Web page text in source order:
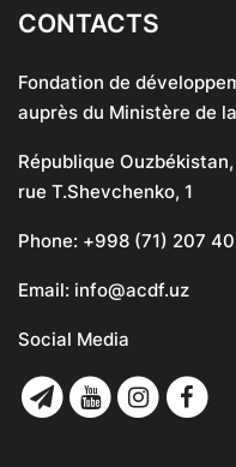
CONTACTS
Fondation de
auprès du Ministère de
République
rue T.Shevchenko, 1
Phone: +998 (71) 207
Email: info@acdf.uz
Social Media